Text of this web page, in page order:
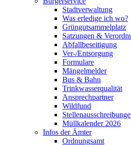
Stadtverwaltung
Was erledige ich wo?
Grüngutsammelplatz
Satzungen &
Abfallbeseitigung
Ver-/Entsorgung
Formulare
Mängelmelder
Bus & Bahn
Trinkwasserqualität
Ansprechpartner
Wildfund
Müllkalender 2026
Infos der Ämter
Ordnungsamt